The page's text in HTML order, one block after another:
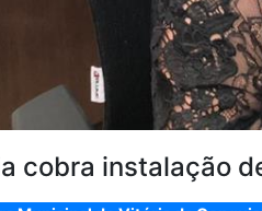
cobra instalação